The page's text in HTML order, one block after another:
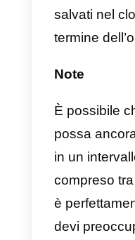
a usarlo.
usato
provider
essere